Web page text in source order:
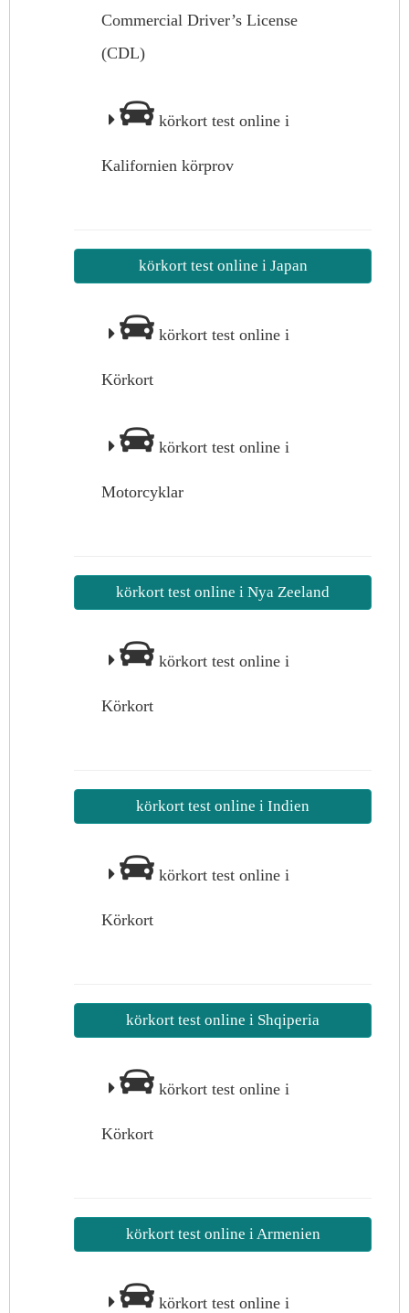
Commercial Driver’s License
(CDL)
körkort test online i
Kalifornien körprov
körkort test online i Japan
körkort test online i
Körkort
körkort test online i
Motorcyklar
körkort test online i Nya Zeeland
körkort test online i
Körkort
körkort test online i Indien
körkort test online i
Körkort
körkort test online i Shqiperia
körkort test online i
Körkort
körkort test online i Armenien
körkort test online i